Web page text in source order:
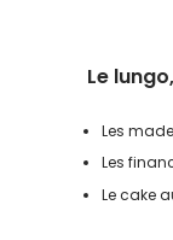
Le
Les
Les
Le cake